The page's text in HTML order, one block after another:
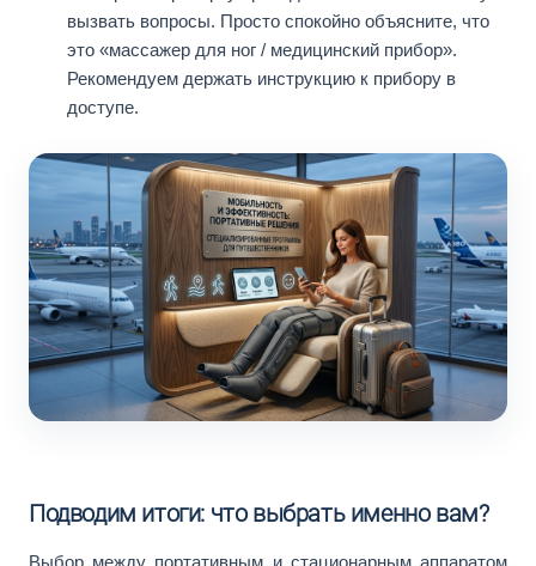
вызвать вопросы. Просто спокойно объясните, что
это «массажер для ног / медицинский прибор».
Рекомендуем держать инструкцию к прибору в
доступе.
Подводим итоги: что выбрать именно вам?
Выбор между портативным и стационарным аппаратом